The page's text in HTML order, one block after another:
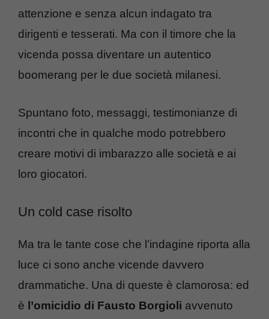
attenzione e senza alcun indagato tra
dirigenti e tesserati. Ma con il timore che la
vicenda possa diventare un autentico
boomerang per le due società milanesi.
Spuntano foto, messaggi, testimonianze di
incontri che in qualche modo potrebbero
creare motivi di imbarazzo alle società e ai
loro giocatori.
Un cold case risolto
Ma tra le tante cose che l’indagine riporta alla
luce ci sono anche vicende davvero
drammatiche. Una di queste è clamorosa: ed
è l’omicidio di Fausto Borgioli avvenuto